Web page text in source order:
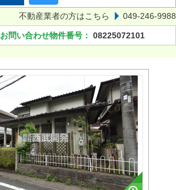
不動産業者の方はこちら 049-246-9988
お問い合わせ物件番号： 08225072101